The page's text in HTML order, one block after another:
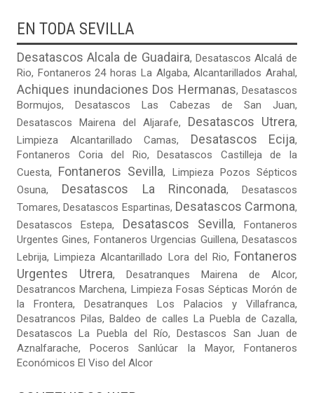
EN TODA SEVILLA
Desatascos Alcala de Guadaira, Desatascos Alcalá de
Rio, Fontaneros 24 horas La Algaba,Alcantarillados Arahal,
Achiques inundaciones Dos Hermanas, Desatascos
Bormujos, Desatascos Las Cabezas de San Juan,
Desatascos Mairena del Aljarafe, Desatascos Utrera,
Limpieza Alcantarillado Camas, Desatascos Ecija,
Fontaneros Coria del Rio,Desatascos Castilleja de la
Cuesta, Fontaneros Sevilla, Limpieza Pozos Sépticos
Osuna, Desatascos La Rinconada, Desatascos
Tomares,Desatascos Espartinas, Desatascos Carmona,
Desatascos Estepa, Desatascos Sevilla, Fontaneros
Urgentes Gines, Fontaneros Urgencias Guillena,Desatascos
Lebrija,Limpieza Alcantarillado Lora del Rio, Fontaneros
Urgentes Utrera, Desatranques Mairena de Alcor,
Desatrancos Marchena, Limpieza Fosas Sépticas Morón de
la Frontera, Desatranques Los Palacios y Villafranca,
Desatrancos Pilas, Baldeo de calles La Puebla de Cazalla,
Desatascos La Puebla del Río,Destascos San Juan de
Aznalfarache,Poceros Sanlúcar la Mayor,Fontaneros
Económicos El Viso del Alcor